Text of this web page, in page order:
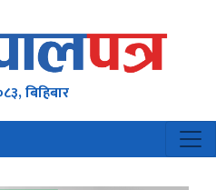
बिहिबार